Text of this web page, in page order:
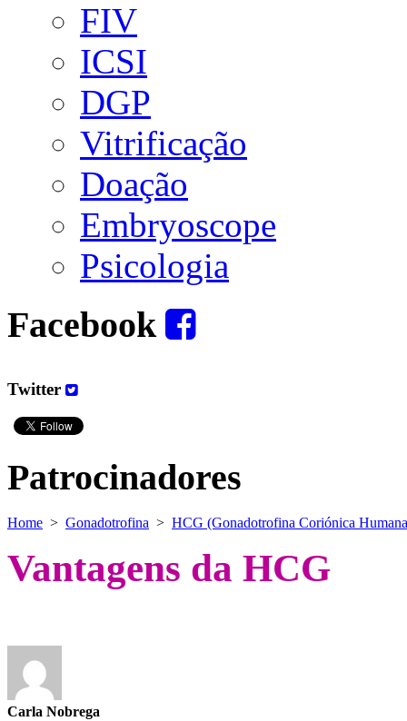
FIV
ICSI
DGP
Vitrificação
Doação
Embryoscope
Psicologia
Facebook
Twitter
Patrocinadores
Home > Gonadotrofina > HCG (Gonadotrofina Coriónica
Vantagens da HCG
Carla Nobrega